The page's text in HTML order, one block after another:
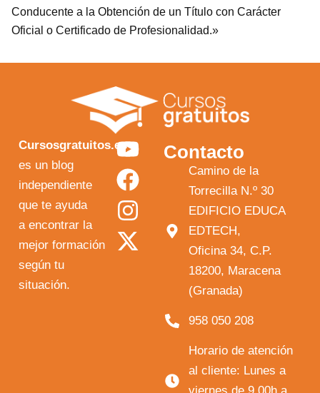
Conducente a la Obtención de un Título con Carácter
Oficial o Certificado de Profesionalidad.»
Cursosgratuitos.es
es un blog
independiente
que te ayuda
a encontrar la
mejor formación
según tu
situación.
Y
o
u
t
u
F
a
c
e
b
I
n
s
t
a
X
-
t
w
i
Contacto
Camino de la
Torrecilla N.º 30
EDIFICIO EDUCA
EDTECH,
Oficina 34, C.P.
18200, Maracena
(Granada)
958 050 208
Horario de atención
al cliente: Lunes a
viernes de 9.00h a